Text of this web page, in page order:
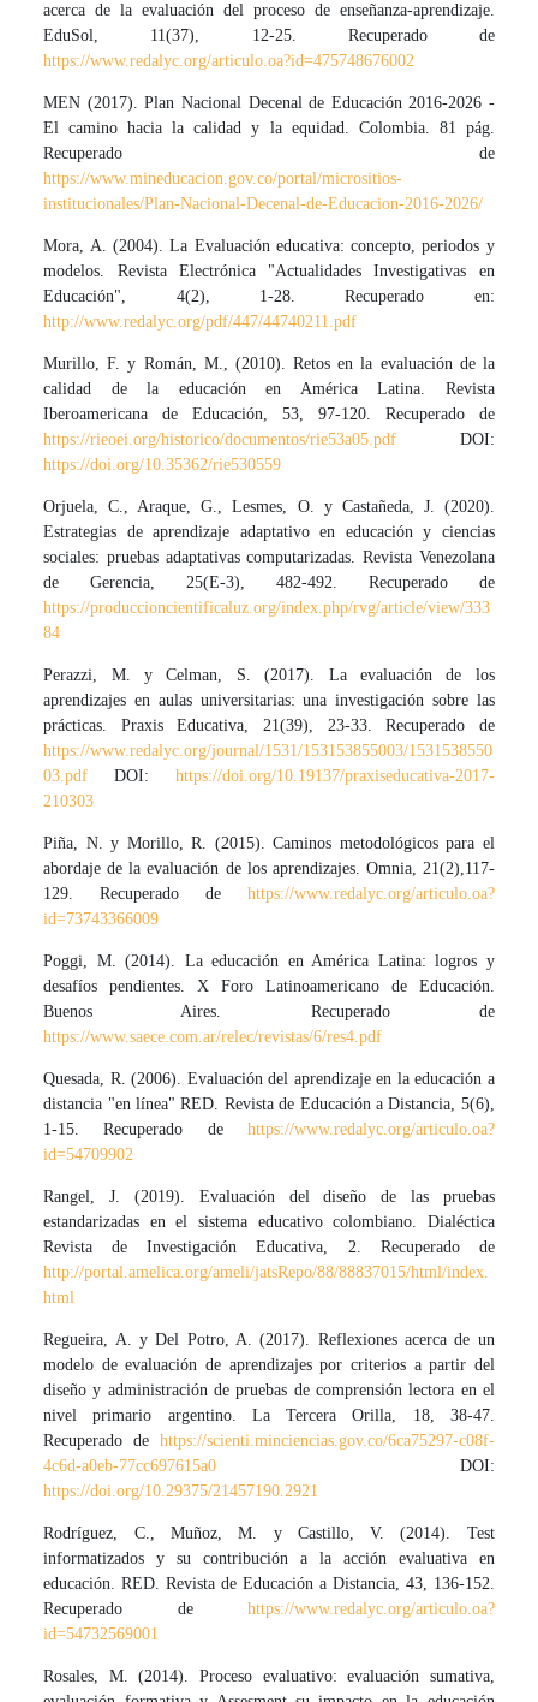
acerca de la evaluación del proceso de enseñanza-aprendizaje.
EduSol, 11(37), 12-25. Recuperado de
https://www.redalyc.org/articulo.oa?id=475748676002
MEN (2017). Plan Nacional Decenal de Educación 2016-2026 -
El camino hacia la calidad y la equidad. Colombia. 81 pág.
Recuperado de
https://www.mineducacion.gov.co/portal/micrositios-
institucionales/Plan-Nacional-Decenal-de-Educacion-2016-2026/
Mora, A. (2004). La Evaluación educativa: concepto, periodos y
modelos. Revista Electrónica "Actualidades Investigativas en
Educación", 4(2), 1-28. Recuperado en:
http://www.redalyc.org/pdf/447/44740211.pdf
Murillo, F. y Román, M., (2010). Retos en la evaluación de la
calidad de la educación en América Latina. Revista
Iberoamericana de Educación, 53, 97-120. Recuperado de
https://rieoei.org/historico/documentos/rie53a05.pdf DOI:
https://doi.org/10.35362/rie530559
Orjuela, C., Araque, G., Lesmes, O. y Castañeda, J. (2020).
Estrategias de aprendizaje adaptativo en educación y ciencias
sociales: pruebas adaptativas computarizadas. Revista Venezolana
de Gerencia, 25(E-3), 482-492. Recuperado de
https://produccioncientificaluz.org/index.php/rvg/article/view/333
84
Perazzi, M. y Celman, S. (2017). La evaluación de los
aprendizajes en aulas universitarias: una investigación sobre las
prácticas. Praxis Educativa, 21(39), 23-33. Recuperado de
https://www.redalyc.org/journal/1531/153153855003/1531538550
03.pdf DOI: https://doi.org/10.19137/praxiseducativa-2017-
210303
Piña, N. y Morillo, R. (2015). Caminos metodológicos para el
abordaje de la evaluación de los aprendizajes. Omnia, 21(2),117-
129. Recuperado de https://www.redalyc.org/articulo.oa?
id=73743366009
Poggi, M. (2014). La educación en América Latina: logros y
desafíos pendientes. X Foro Latinoamericano de Educación.
Buenos Aires. Recuperado de
https://www.saece.com.ar/relec/revistas/6/res4.pdf
Quesada, R. (2006). Evaluación del aprendizaje en la educación a
distancia "en línea" RED. Revista de Educación a Distancia, 5(6),
1-15. Recuperado de https://www.redalyc.org/articulo.oa?
id=54709902
Rangel, J. (2019). Evaluación del diseño de las pruebas
estandarizadas en el sistema educativo colombiano. Dialéctica
Revista de Investigación Educativa, 2. Recuperado de
http://portal.amelica.org/ameli/jatsRepo/88/88837015/html/index.
html
Regueira, A. y Del Potro, A. (2017). Reflexiones acerca de un
modelo de evaluación de aprendizajes por criterios a partir del
diseño y administración de pruebas de comprensión lectora en el
nivel primario argentino. La Tercera Orilla, 18, 38-47.
Recuperado de https://scienti.minciencias.gov.co/6ca75297-c08f-
4c6d-a0eb-77cc697615a0 DOI:
https://doi.org/10.29375/21457190.2921
Rodríguez, C., Muñoz, M. y Castillo, V. (2014). Test
informatizados y su contribución a la acción evaluativa en
educación. RED. Revista de Educación a Distancia, 43, 136-152.
Recuperado de https://www.redalyc.org/articulo.oa?
id=54732569001
Rosales, M. (2014). Proceso evaluativo: evaluación sumativa,